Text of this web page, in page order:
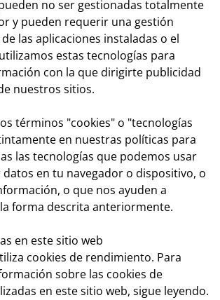
no ser gestionadas totalmente
y pueden requerir una gestión
las aplicaciones instaladas o el
estas tecnologías para
con la que dirigirte publicidad
nuestros sitios.
términos "cookies" o "tecnologías
en nuestras políticas para
las tecnologías que podemos usar
en tu navegador o dispositivo, o
o que nos ayuden a
forma descrita anteriormente.
en este sitio web
cookies de rendimiento. Para
sobre las cookies de
en este sitio web, sigue leyendo.